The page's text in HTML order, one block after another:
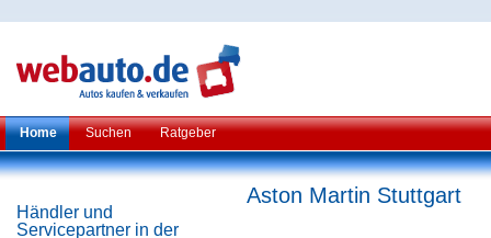
Home Suchen Ratgeber
Händler und
Servicepartner in der
Aston Martin Stuttgart